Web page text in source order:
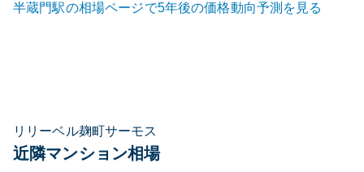
半蔵門駅の相場ページで5年後の価格動向予測を見る
リリーベル麹町サーモス
近隣マンション相場